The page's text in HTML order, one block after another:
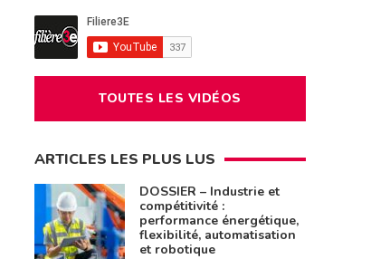
TOUTES LES VIDÉOS
ARTICLES LES PLUS LUS
DOSSIER – Industrie et
compétitivité :
performance énergétique,
flexibilité, automatisation
et robotique